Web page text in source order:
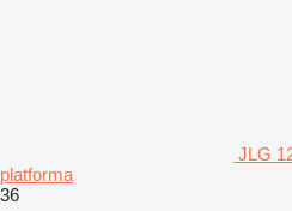
JLG
platforma
36